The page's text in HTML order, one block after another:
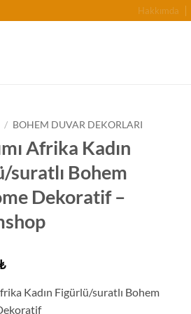
Hakkımda
/ BOHEM DUVAR DEKORLARI
Afrika Kadın
suratlı Bohem
Dekoratif –
Kadın Figürlü/suratlı Bohem